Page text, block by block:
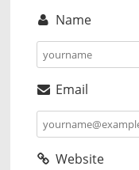
Name
Email
Website